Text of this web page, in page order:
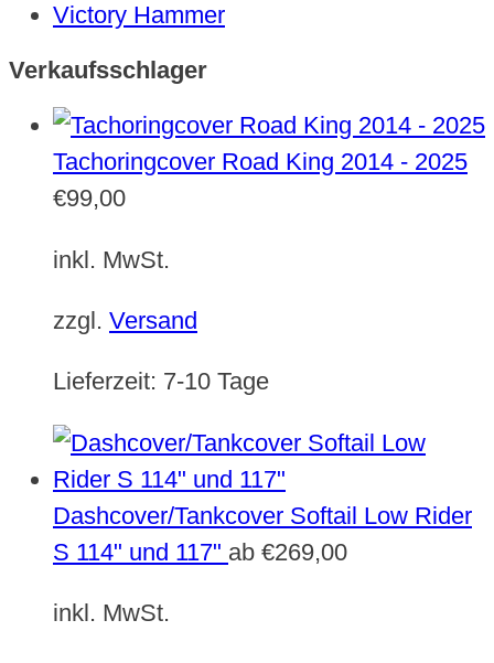
Victory Hammer
Verkaufsschlager
Tachoringcover Road King 2014 - 2025
€99,00
inkl. MwSt.
zzgl. Versand
Lieferzeit: 7-10 Tage
Dashcover/Tankcover Softail Low Rider
S 114" und 117" ab €269,00
inkl. MwSt.